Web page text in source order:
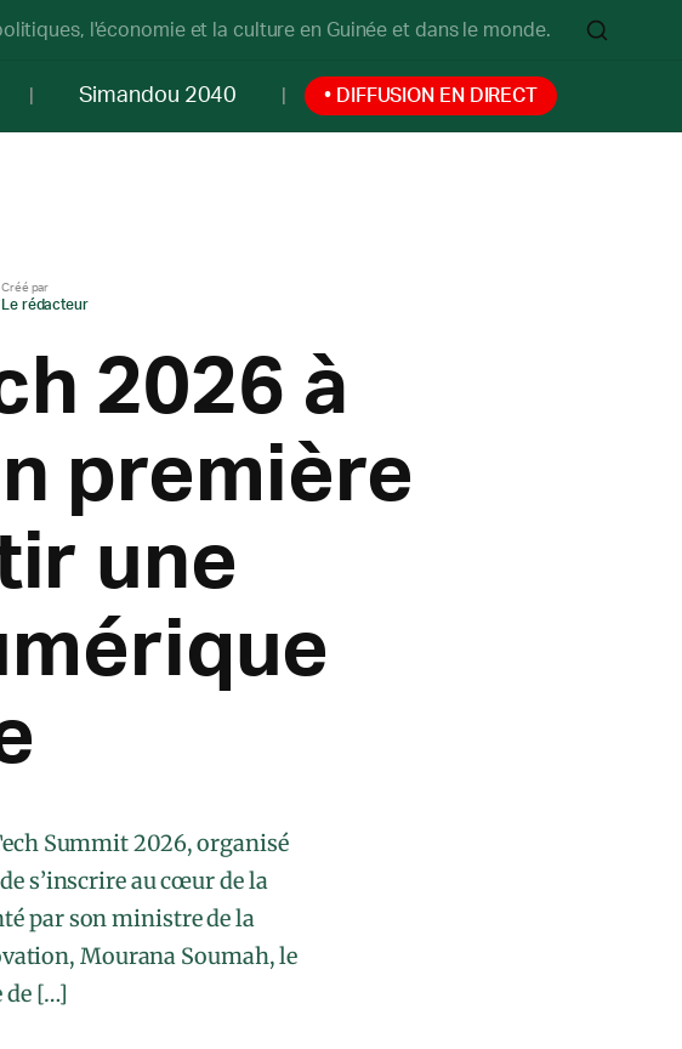
l'économie et la culture en Guinée et dans le monde.
Simandou 2040 • DIFFUSION EN DIRECT
Créé par
Le rédacteur
2026 à
première
une
Summit 2026, organisé
s’inscrire au cœur de la
par son ministre de la
Mourana Soumah, le
de […]